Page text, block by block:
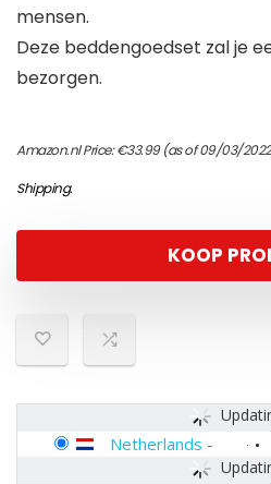
mensen.
Deze beddengoedset zal je
bezorgen.
Amazon.nl Price:€33.99(as of 09/03/2022
Shipping.
KOOP
Netherlands -